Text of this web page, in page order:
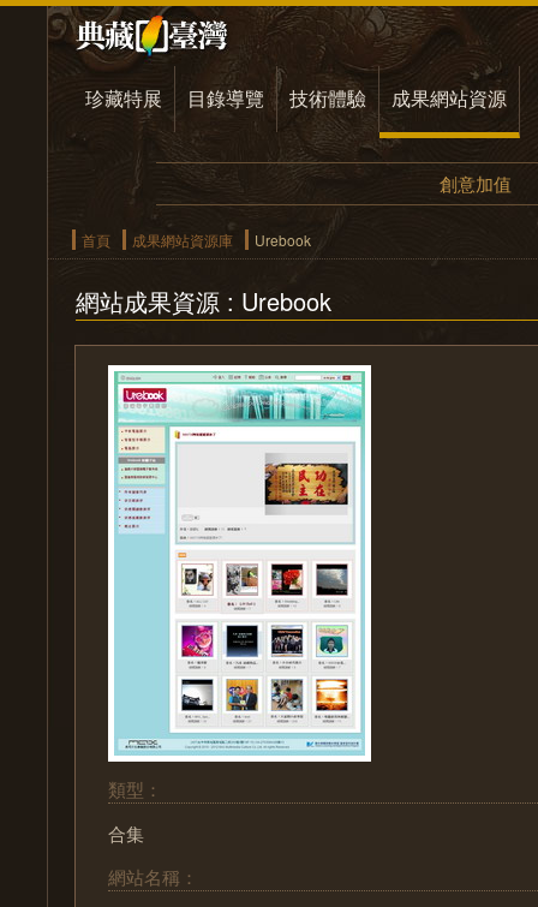
珍藏特展 目錄導覽 技術體驗 成果網站資源
創意加值
首頁 成果網站資源庫 Urebook
網站成果資源 : Urebook
類型：
合集
網站名稱：